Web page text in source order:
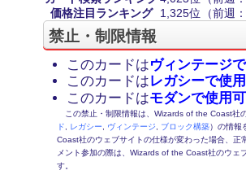
価格注目ランキング
1,325位 （前週
禁止・制限情報
このカードはヴィンテージ
このカードはレガシーで使
このカードはモダンで使用
この禁止・制限情報は、Wizards of the Coast社
ド
レガシー ヴィンテージ ブロック構築）の情報
Coast社のウェブサイトの仕様が変わった場合、
メント参加の際は、Wizards of the Coast社のウェ
す。